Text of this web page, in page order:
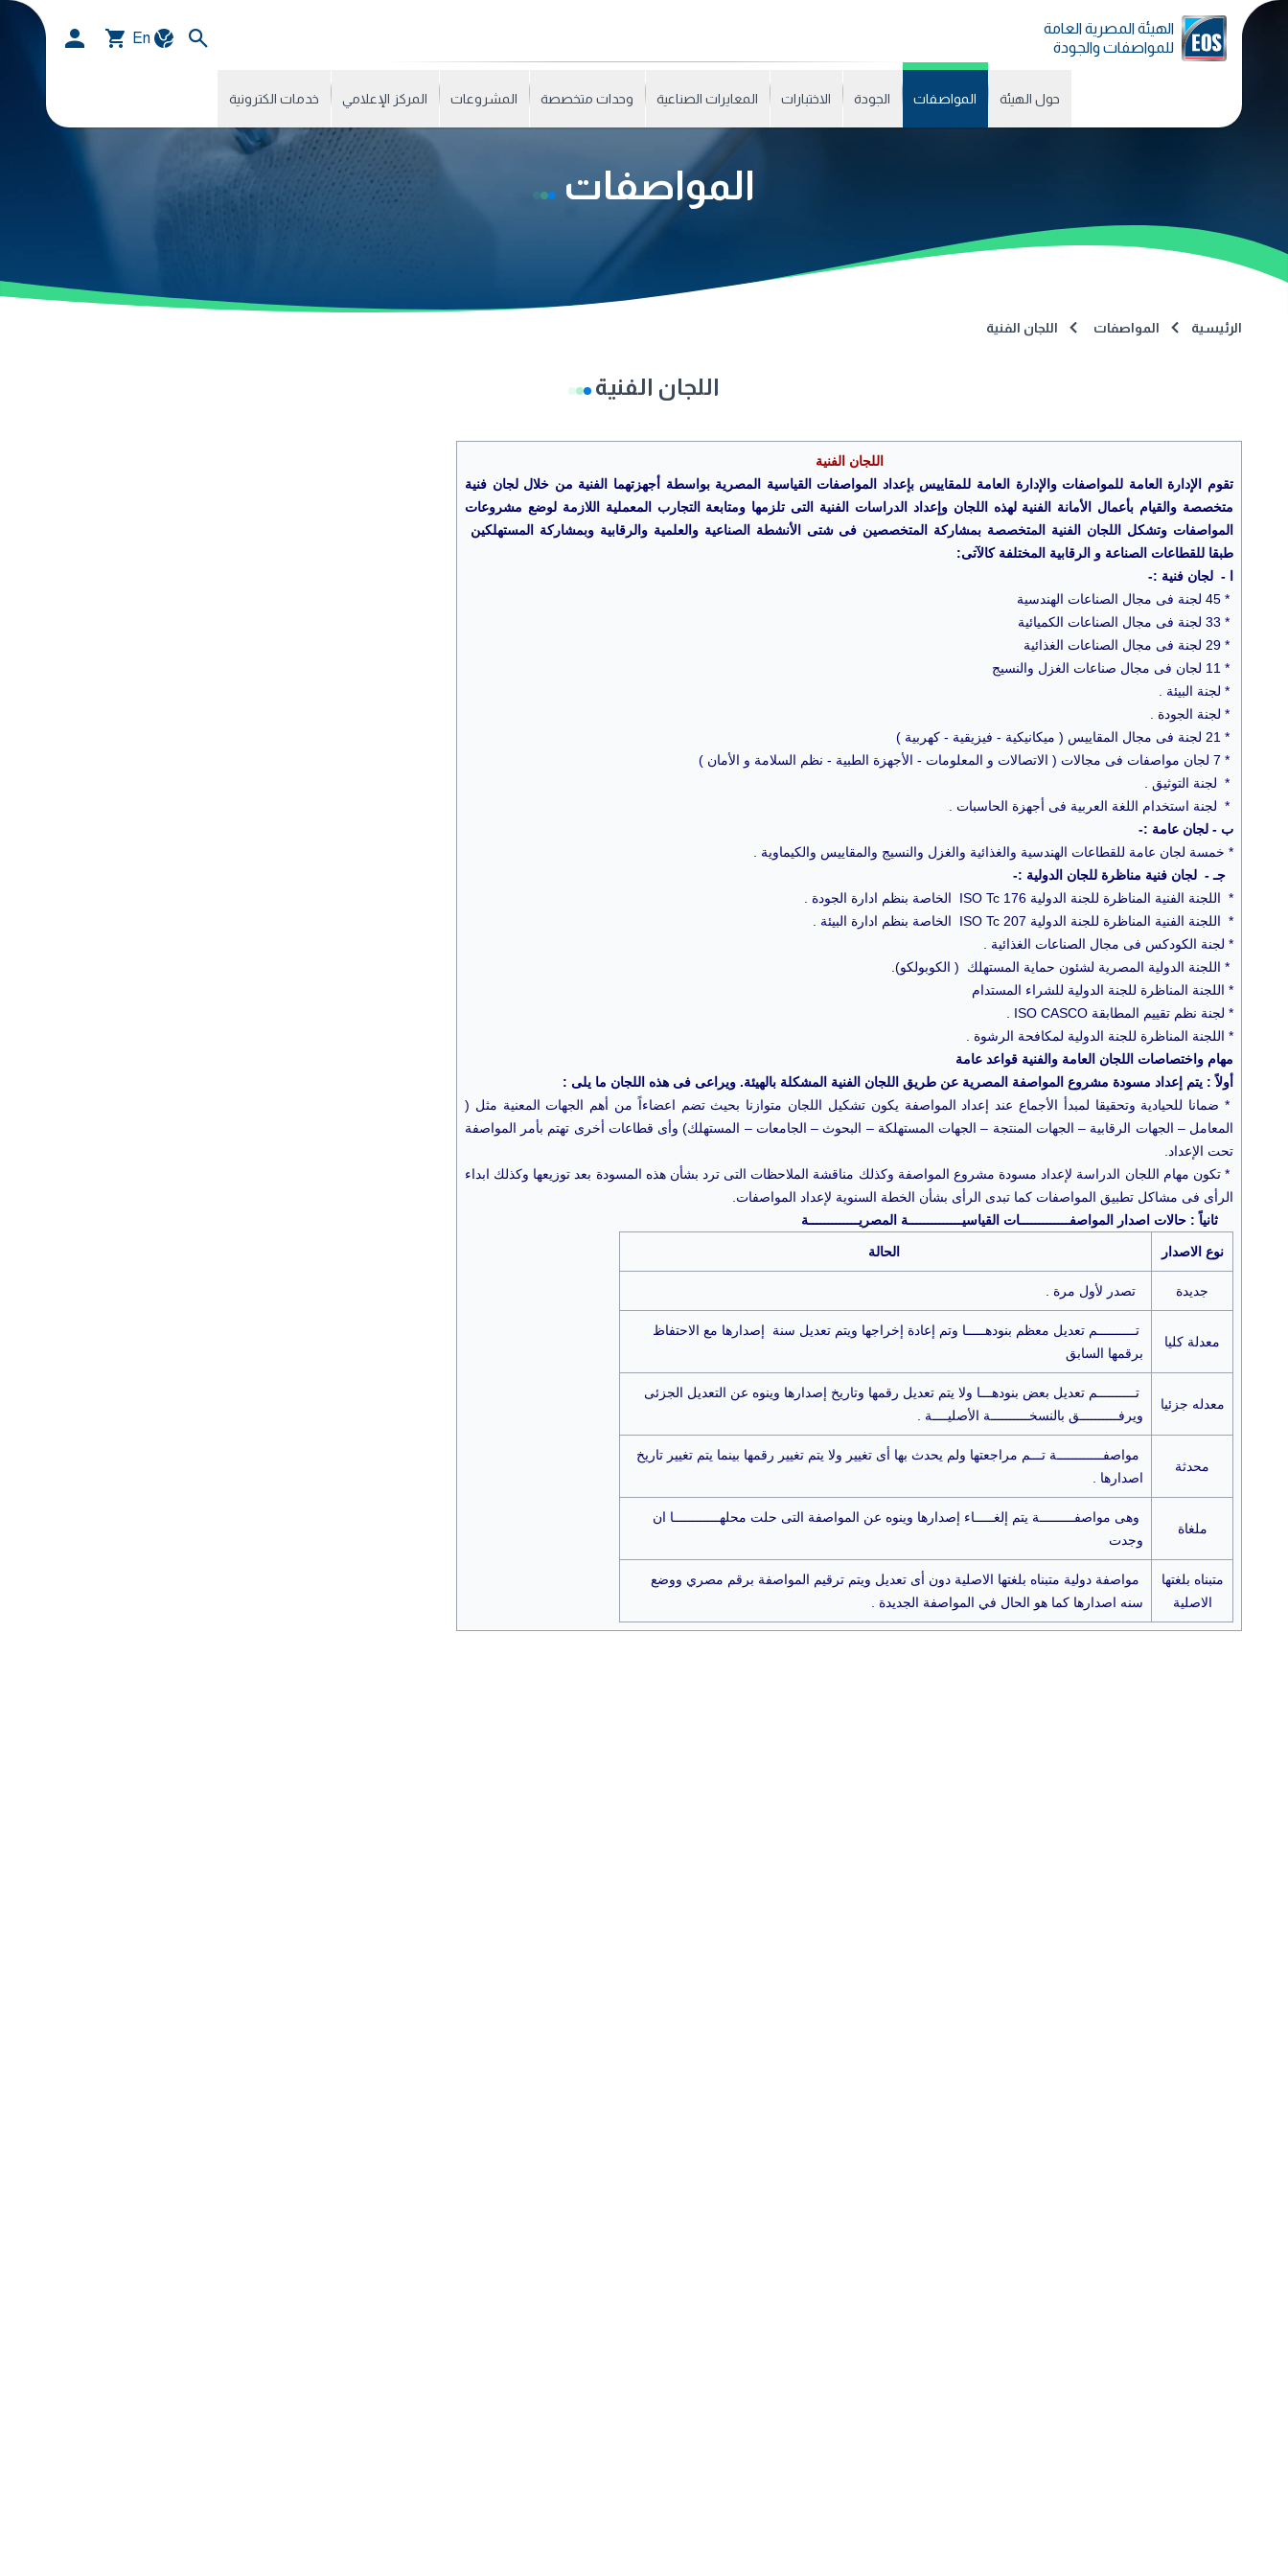
الهيئة المصرية العامة
للمواصفات والجودة
En
حول الهيئة المواصفات الجودة الاختبارات المعايرات الصناعية وحدات متخصصة المشروعات المركز الإعلامي خدمات الكترونية
المواصفات
الرئيسية المواصفات اللجان الفنية
اللجان الفنية
اللجان الفنية
تقوم الإدارة العامة للمواصفات والإدارة العامة للمقاييس بإعداد المواصفات القياسية المصرية بواسطة أجهزتهما الفنية من خلال لجان فنية
متخصصة والقيام بأعمال الأمانة الفنية لهذه اللجان وإعداد الدراسات الفنية التى تلزمها ومتابعة التجارب المعملية اللازمة لوضع مشروعات
المواصفات وتشكل اللجان الفنية المتخصصة بمشاركة المتخصصين فى شتى الأنشطة الصناعية والعلمية والرقابية وبمشاركة المستهلكين
طبقا للقطاعات الصناعة و الرقابية المختلفة كالآتى:
ا - لجان فنية :-
* 45 لجنة فى مجال الصناعات الهندسية
* 33 لجنة فى مجال الصناعات الكميائية
* 29 لجنة فى مجال الصناعات الغذائية
* 11 لجان فى مجال صناعات الغزل والنسيج
* لجنة البيئة .
* لجنة الجودة .
* 21 لجنة فى مجال المقاييس ( ميكانيكية - فيزيقية - كهربية )
* 7 لجان مواصفات فى مجالات ( الاتصالات و المعلومات - الأجهزة الطبية - نظم السلامة و الأمان )
* لجنة التوثيق .
* لجنة استخدام اللغة العربية فى أجهزة الحاسبات .
ب - لجان عامة :-
* خمسة لجان عامة للقطاعات الهندسية والغذائية والغزل والنسيج والمقاييس والكيماوية .
جـ - لجان فنية مناظرة للجان الدولية :-
* اللجنة الفنية المناظرة للجنة الدولية ISO Tc 176 الخاصة بنظم ادارة الجودة .
* اللجنة الفنية المناظرة للجنة الدولية ISO Tc 207 الخاصة بنظم ادارة البيئة .
* لجنة الكودكس فى مجال الصناعات الغذائية .
* اللجنة الدولية المصرية لشئون حماية المستهلك ( الكوبولكو).
* اللجنة المناظرة للجنة الدولية للشراء المستدام
* لجنة نظم تقييم المطابقة ISO CASCO .
* اللجنة المناظرة للجنة الدولية لمكافحة الرشوة .
مهام واختصاصات اللجان العامة والفنية قواعد عامة
أولاً : يتم إعداد مسودة مشروع المواصفة المصرية عن طريق اللجان الفنية المشكلة بالهيئة. ويراعى فى هذه اللجان ما يلى :
* ضمانا للحيادية وتحقيقا لمبدأ الأجماع عند إعداد المواصفة يكون تشكيل اللجان متوازنا بحيث تضم اعضاءاً من أهم الجهات المعنية مثل (
المعامل – الجهات الرقابية – الجهات المنتجة – الجهات المستهلكة – البحوث – الجامعات – المستهلك) وأى قطاعات أخرى تهتم بأمر المواصفة
تحت الإعداد.
* تكون مهام اللجان الدراسة لإعداد مسودة مشروع المواصفة وكذلك مناقشة الملاحظات التى ترد بشأن هذه المسودة بعد توزيعها وكذلك ابداء
الرأى فى مشاكل تطبيق المواصفات كما تبدى الرأى بشأن الخطة السنوية لإعداد المواصفات.
ثانياً : حالات اصدار المواصفـــــــــــــات القياسيــــــــــــــة المصريـــــــــــــة
نوع الاصدار الحالة
جديدة تصدر لأول مرة .
معدلة كليا
تــــــــــم تعديل معظم بنودهـــــا وتم إعادة إخراجها ويتم تعديل سنة إصدارها مع الاحتفاظ
برقمها السابق
معدله جزئيا
تــــــــــم تعديل بعض بنودهـــا ولا يتم تعديل رقمها وتاريخ إصدارها وينوه عن التعديل الجزئى
ويرفــــــــــق بالنسخــــــــــة الأصليــــة .
محدثة
مواصفــــــــــــة تـــم مراجعتها ولم يحدث بها أى تغيير ولا يتم تغيير رقمها بينما يتم تغيير تاريخ
اصدارها .
ملغاة
وهى مواصفـــــــــة يتم إلغـــــاء إصدارها وينوه عن المواصفة التى حلت محلهــــــــــــا ان
وجدت
متبناه بلغتها
الاصلية
مواصفة دولية متبناه بلغتها الاصلية دون أى تعديل ويتم ترقيم المواصفة برقم مصري ووضع
سنه اصدارها كما هو الحال في المواصفة الجديدة .